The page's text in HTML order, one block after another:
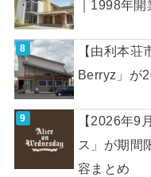
｜1998年
【由利本
Berryz」が
【2026年9
ス」が期間
容まとめ